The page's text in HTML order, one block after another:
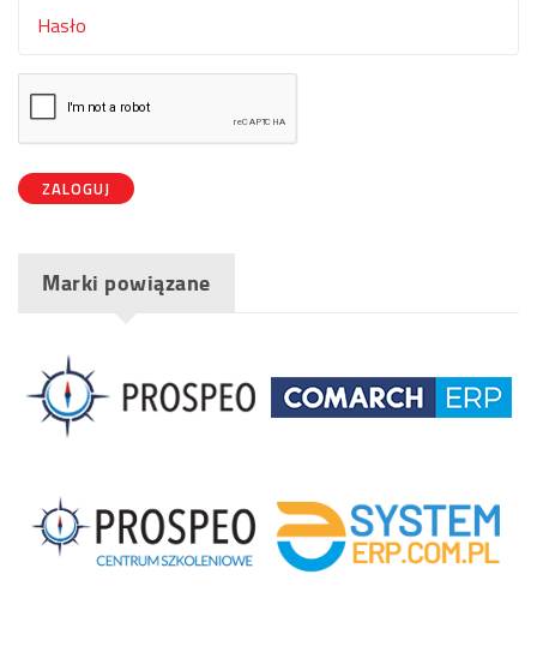
użytkownika
lub
adres
e-
mail
Hasło
ZALOGUJ
Marki powiązane